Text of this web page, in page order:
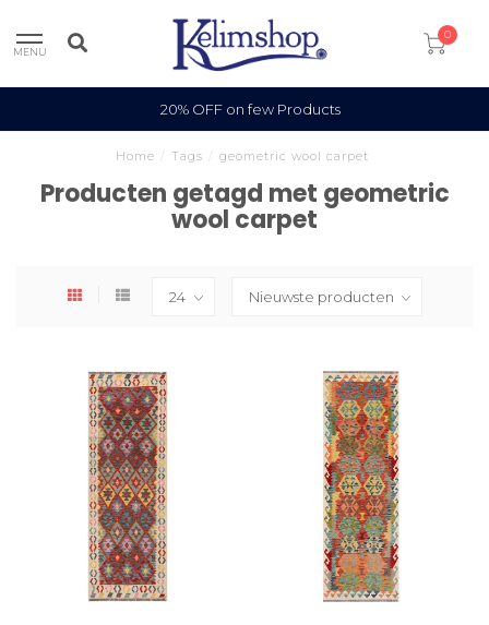
MENU
0
20% OFF on few Products
Home Tags geometric wool carpet
Producten getagd met geometric
wool carpet